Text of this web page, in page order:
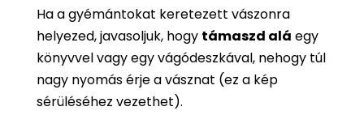
Ha a gyémántokat keretezett vászonra
helyezed, javasoljuk, hogy támaszd alá egy
könyvvel vagy egy vágódeszkával, nehogy túl
nagy nyomás érje a vásznat (ez a kép
sérüléséhez vezethet).